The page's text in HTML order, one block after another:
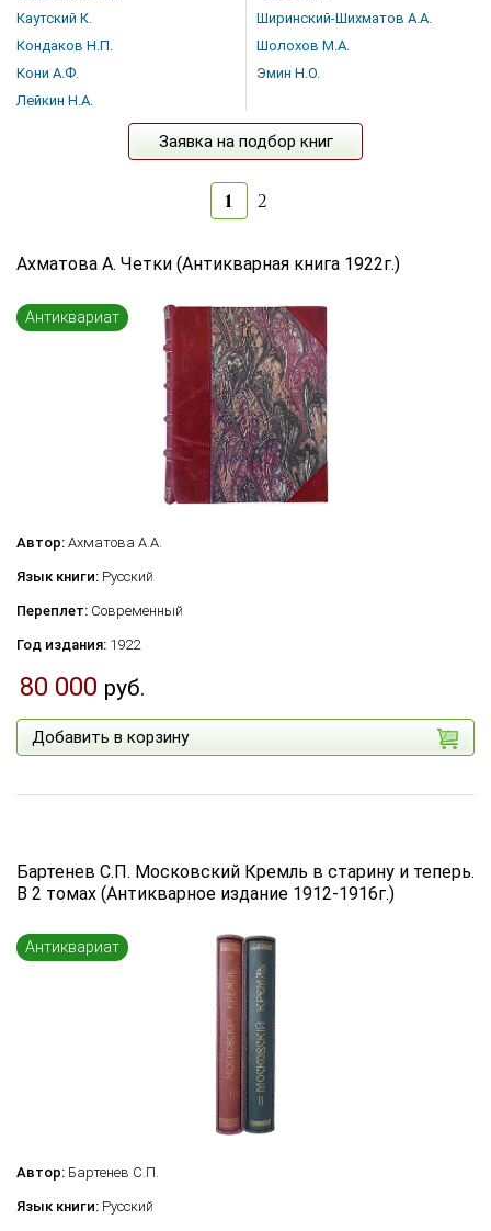
Каутский К.
Кондаков Н.П.
Кони А.Ф.
Лейкин Н.А.
Ширинский-Шихматов А.А.
Шолохов М.А.
Эмин Н.О.
Заявка на подбор книг
1 2
Ахматова А. Четки (Антикварная книга 1922г.)
Антиквариат
Автор: Ахматова А.А.
Язык книги: Русский
Переплет: Современный
Год издания: 1922
80 000 руб.
Добавить в корзину
Бартенев С.П. Московский Кремль в старину и теперь.
В 2 томах (Антикварное издание 1912-1916г.)
Антиквариат
Автор: Бартенев С.П.
Язык книги: Русский